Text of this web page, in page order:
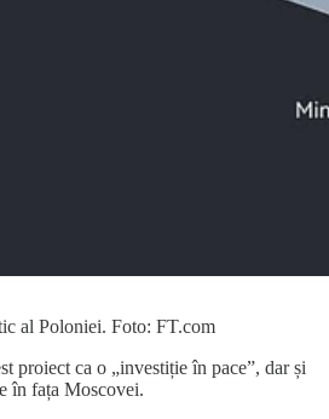
al Poloniei. Foto: FT.com
proiect ca o „investiție în pace”, dar și
în fața Moscovei.